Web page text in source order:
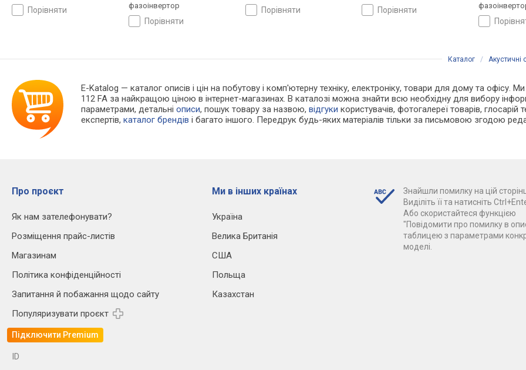
порівняти
фазоінвертор
порівняти
порівняти порівняти
Каталог / Акустичні
E-Katalog — каталог описів і цін на побутову і комп'ютерну техніку, електроніку, товари для дому та офісу.
112 FA за найкращою ціною в інтернет-магазинах. В каталозі можна знайти всю необхідну для вибору
параметрами, детальніописи, пошук товару за назвою,відгуки користувачів, фотогалереї товарів, глосарій
експертів,каталог брендів і багато іншого. Передрук будь-яких матеріалів тільки за письмовою згодою
Про проєкт
Як нам зателефонувати?
Розміщення прайс-листів
Магазинам
Політика конфіденційності
Запитання й побажання щодо сайту
Популяризувати проєкт
Підключити Premium
Ми в інших країнах
Україна
Велика Британія
США
Польща
Казахстан
Знайшли помилку на цій
Виділіть її та натисніть
Або скористайтеся функцією
"Повідомити про помилку в
таблицею з параметрами
моделі.
ID